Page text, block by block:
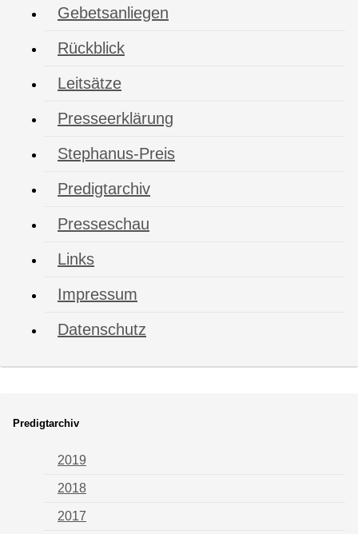
Gebetsanliegen
Rückblick
Leitsätze
Presseerklärung
Stephanus-Preis
Predigtarchiv
Presseschau
Links
Impressum
Datenschutz
Predigtarchiv
2019
2018
2017